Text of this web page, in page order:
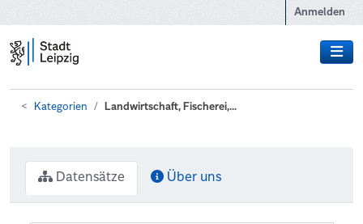
Anmelden
Kategorien Landwirtschaft, Fischerei,...
Datensätze Über uns